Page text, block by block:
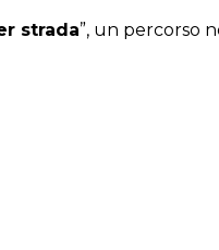
strada”, un percorso